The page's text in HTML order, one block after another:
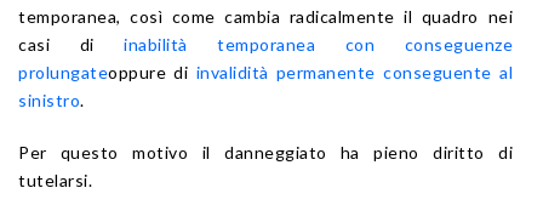
temporanea, così come cambia radicalmente il quadro nei
casi di inabilità temporanea con conseguenze
prolungateoppure di invalidità permanente conseguente al
sinistro.
Per questo motivo il danneggiato ha pieno diritto di
tutelarsi.